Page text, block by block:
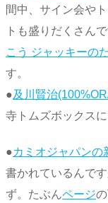
間中、サイン会や
トも盛りだくさん
こう ジャッキーの
す。
●及川賢治
寺トムズボックス
●カミオジャパンの
書かれているんで
ず。たぶんページ